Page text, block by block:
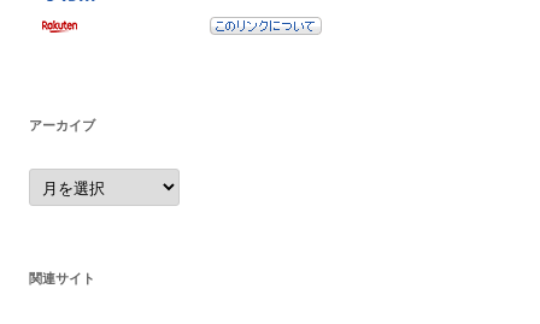
アーカイブ
ア
ー
カ
関連サイト